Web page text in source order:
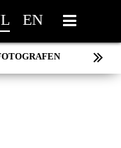
EN
KROSSE